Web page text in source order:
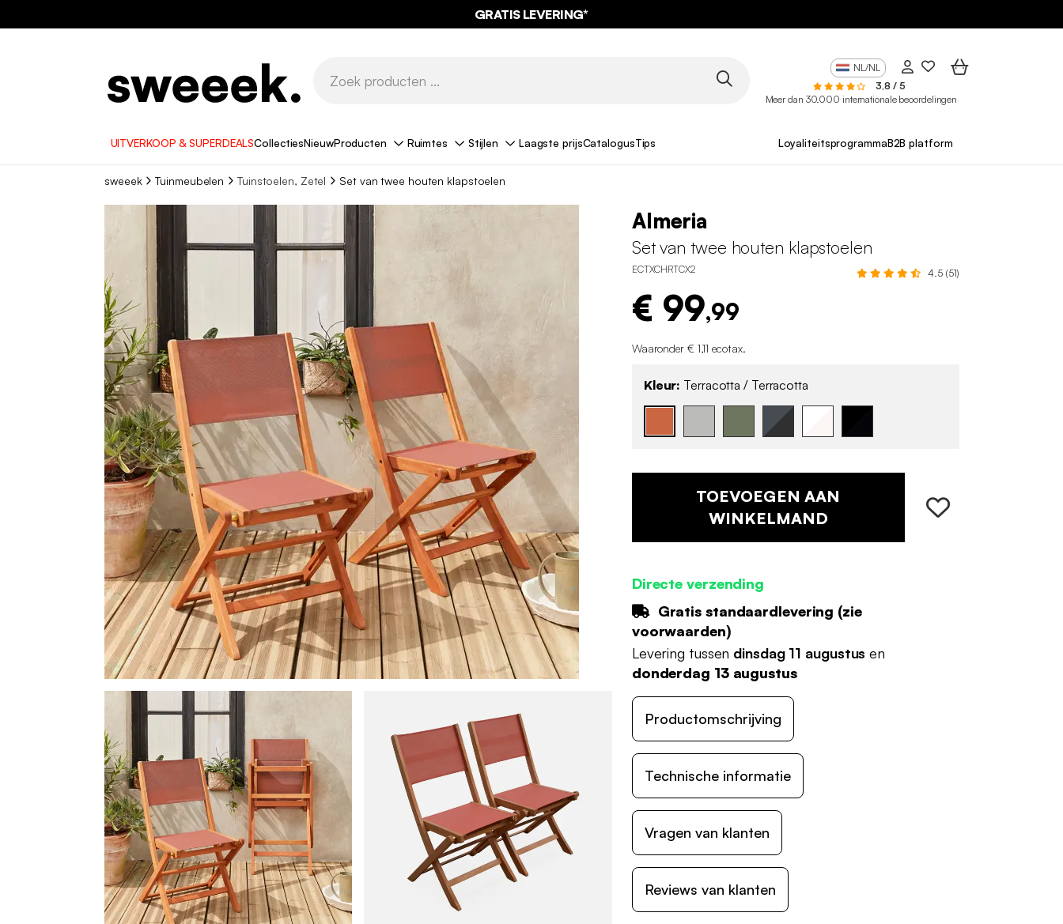
GRATIS LEVERING*
NL/NL
3,8 / 5
Meer dan 30.000 internationale beoordelingen
UITVERKOOP & SUPERDEALSCollectiesNieuwProducten Ruimtes Stijlen Laagste prijsCatalogusTips LoyaliteitsprogrammaB2B platform
sweeek Tuinmeubelen Tuinstoelen, Zetel Set van twee houten klapstoelen
Almeria
Set van twee houten klapstoelen
ECTXCHRTCX2 4.5 (51)
€ 99,99
Waaronder € 1,11 ecotax.
Kleur: Terracotta / Terracotta
TOEVOEGEN AAN
WINKELMAND
Directe verzending
Gratis standaardlevering (zie
voorwaarden)
Levering tussen dinsdag 11 augustus en
donderdag 13 augustus
Productomschrijving
Technische informatie
Vragen van klanten
Reviews van klanten